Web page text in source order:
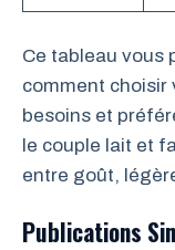
Ce tableau vous
comment choisir
besoins et
le couple lait et
entre goût,
Publications